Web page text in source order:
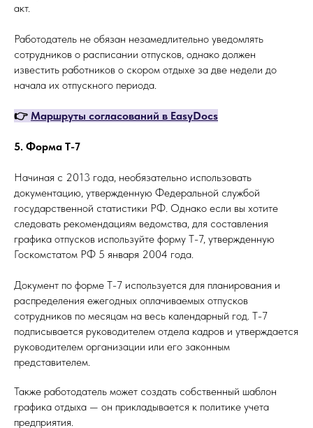
акт.
Работодатель не обязан незамедлительно уведомлять
сотрудников о расписании отпусков, однако должен
известить работников о скором отдыхе за две недели до
начала их отпускного периода.
👉 Маршруты согласований в EasyDocs
5. Форма Т-7
Начиная с 2013 года, необязательно использовать
документацию, утвержденную Федеральной службой
государственной статистики РФ. Однако если вы хотите
следовать рекомендациям ведомства, для составления
графика отпусков используйте форму Т-7, утвержденную
Госкомстатом РФ 5 января 2004 года.
Документ по форме Т-7 используется для планирования и
распределения ежегодных оплачиваемых отпусков
сотрудников по месяцам на весь календарный год. Т-7
подписывается руководителем отдела кадров и утверждается
руководителем организации или его законным
представителем.
Также работодатель может создать собственный шаблон
графика отдыха — он прикладывается к политике учета
предприятия.